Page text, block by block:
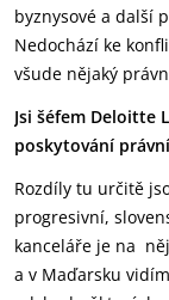
byznysové a další
Nedochází ke
všude nějaký
Jsi šéfem Deloitte
poskytování
Rozdíly tu určitě
progresivní,
kanceláře je na
a v Maďarsku